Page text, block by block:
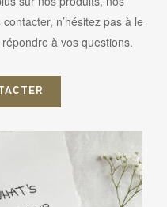
n’hésitez pas à le
à vos questions.